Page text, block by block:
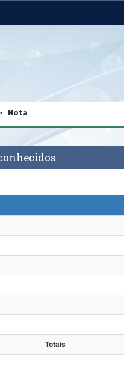
de Segurança
Nota
Totais